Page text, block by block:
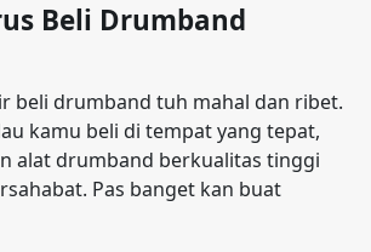
Beli Drumband
beli drumband tuh mahal dan ribet.
kamu beli di tempat yang tepat,
alat drumband berkualitas tinggi
Pas banget kan buat